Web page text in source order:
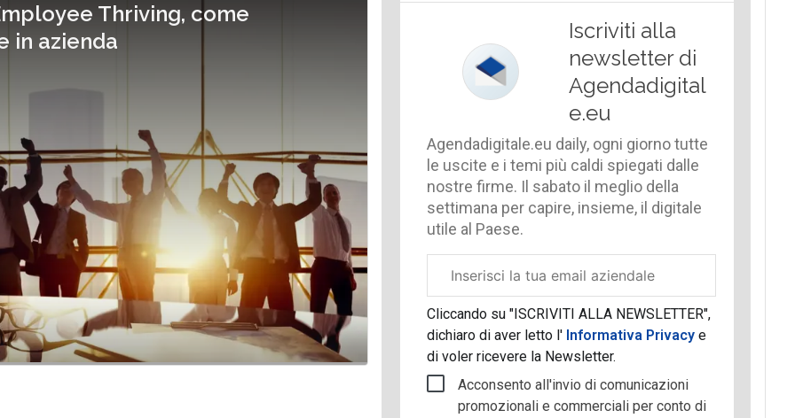
Thriving, come
in azienda
Iscriviti alla
newsletter di
Agendadigital
e.eu
Agendadigitale.eu daily, ogni giorno tutte
le uscite e i temi più caldi spiegati dalle
nostre firme. Il sabato il meglio della
settimana per capire, insieme, il digitale
utile al Paese.
aziendale
Cliccando su "ISCRIVITI ALLA NEWSLETTER",
dichiaro di aver letto l'Informativa Privacy e
di voler ricevere la Newsletter.
Acconsento all'invio di comunicazioni
promozionali e commerciali per conto di